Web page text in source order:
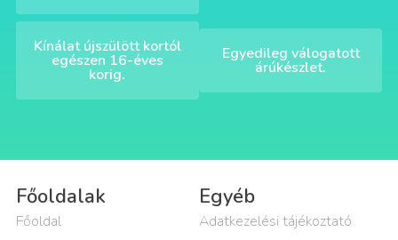
Kínálat újszülött kortól
egészen 16-éves
korig.
Egyedileg válogatott
árúkészlet.
Főoldalak
Főoldal
Egyéb
Adatkezelési tájékoztató